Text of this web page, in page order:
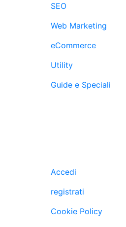
SEO
Web Marketing
eCommerce
Utility
Guide e Speciali
Accedi
registrati
Cookie Policy